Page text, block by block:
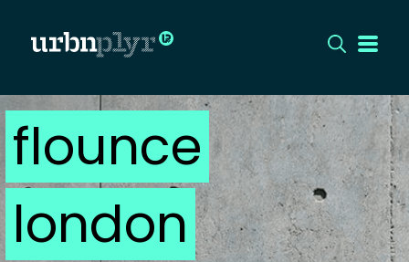
CÍMLAP
DIZÁJN
DIVAT
flounce
london